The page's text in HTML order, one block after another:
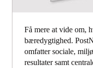
Få mere at vide om,
bæredygtighed.
omfatter sociale,
resultater samt